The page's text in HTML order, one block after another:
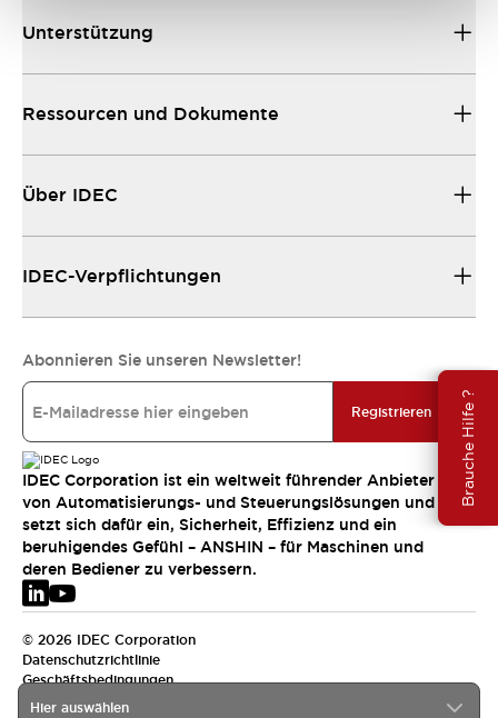
Brauche Hilfe ?
Hier auswählen
Unterstützung
Ressourcen und Dokumente
Über IDEC
IDEC-Verpflichtungen
Abonnieren Sie unseren Newsletter!
Registrieren
IDEC Corporation ist ein weltweit führender Anbieter
von Automatisierungs- und Steuerungslösungen und
setzt sich dafür ein, Sicherheit, Effizienz und ein
beruhigendes Gefühl – ANSHIN – für Maschinen und
deren Bediener zu verbessern.
© 2026 IDEC Corporation
Datenschutzrichtlinie
Geschäftsbedingungen